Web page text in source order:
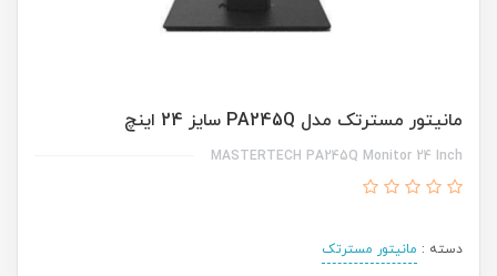
مانیتور مسترتک مدل PA245Q سایز 24 اینچ
MASTERTECH PA245Q Monitor 24 Inch
دسته : مانیتور مسترتک